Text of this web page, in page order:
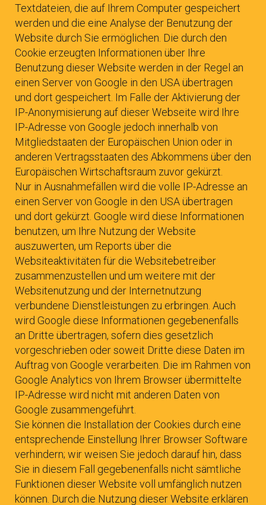
Textdateien, die auf Ihrem Computer gespeichert
werden und die eine Analyse der Benutzung der
Website durch Sie ermöglichen. Die durch den
Cookie erzeugten Informationen über Ihre
Benutzung dieser Website werden in der Regel an
einen Server von Google in den USA übertragen
und dort gespeichert. Im Falle der Aktivierung der
IP-Anonymisierung auf dieser Webseite wird Ihre
IP-Adresse von Google jedoch innerhalb von
Mitgliedstaaten der Europäischen Union oder in
anderen Vertragsstaaten des Abkommens über den
Europäischen Wirtschaftsraum zuvor gekürzt.
Nur in Ausnahmefällen wird die volle IP-Adresse an
einen Server von Google in den USA übertragen
und dort gekürzt. Google wird diese Informationen
benutzen, um Ihre Nutzung der Website
auszuwerten, um Reports über die
Websiteaktivitäten für die Websitebetreiber
zusammenzustellen und um weitere mit der
Websitenutzung und der Internetnutzung
verbundene Dienstleistungen zu erbringen. Auch
wird Google diese Informationen gegebenenfalls
an Dritte übertragen, sofern dies gesetzlich
vorgeschrieben oder soweit Dritte diese Daten im
Auftrag von Google verarbeiten. Die im Rahmen von
Google Analytics von Ihrem Browser übermittelte
IP-Adresse wird nicht mit anderen Daten von
Google zusammengeführt.
Sie können die Installation der Cookies durch eine
entsprechende Einstellung Ihrer Browser Software
verhindern; wir weisen Sie jedoch darauf hin, dass
Sie in diesem Fall gegebenenfalls nicht sämtliche
Funktionen dieser Website voll umfänglich nutzen
können. Durch die Nutzung dieser Website erklären